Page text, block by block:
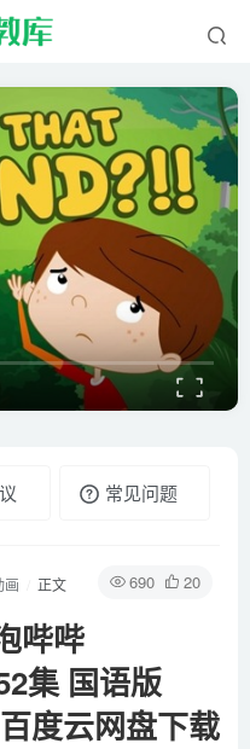
常见问题
690 20
画 正文
哔哔
集 国语版
度云网盘下载